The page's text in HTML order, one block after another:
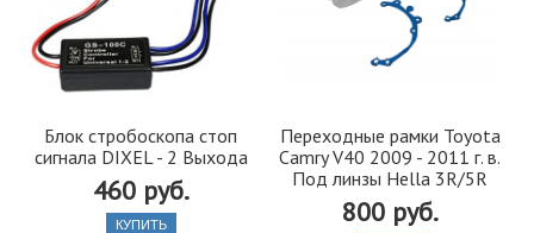
Блок стробоскопа стоп
сигнала DIXEL - 2 Выхода
460 руб.
КУПИТЬ
Переходные рамки Toyota
Camry V40 2009 - 2011 г. в.
Под линзы Hella 3R/5R
800 руб.